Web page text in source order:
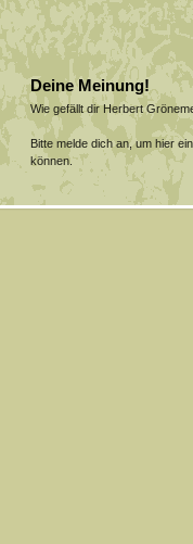
Deine Meinung!
Wie gefällt dir Herbert
Bitte melde dich an, um hier
können.